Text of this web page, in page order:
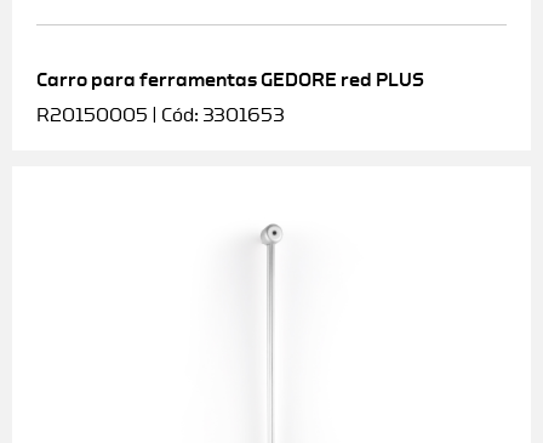
Carro para ferramentas GEDORE red PLUS
R20150005 | Cód: 3301653